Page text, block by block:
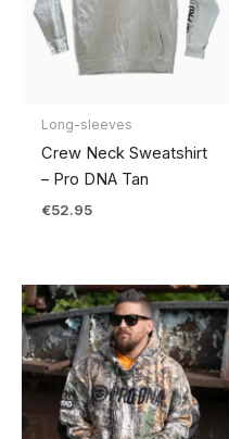
Long-sleeves
Crew Neck Sweatshirt
– Pro DNA Tan
€52.95